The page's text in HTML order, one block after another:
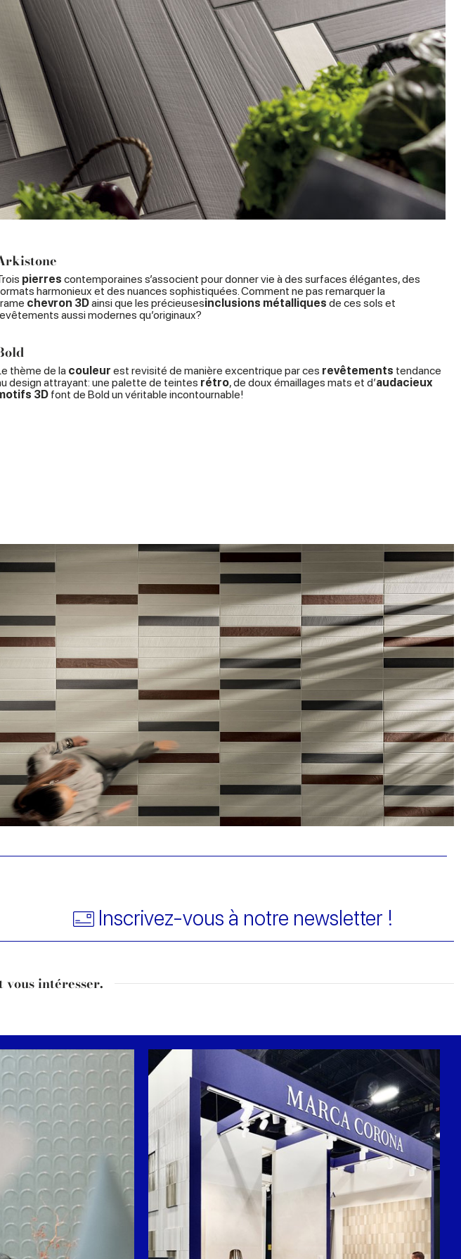
pierres contemporaines s’associent pour donner vie à des surfaces élégantes, des
harmonieux et des nuances sophistiquées. Comment ne pas remarquer la
chevron 3Dainsi que les précieusesinclusions métalliques de ces sols et
aussi modernes qu’originaux?
thème de la couleur est revisité de manière excentrique par ces revêtements tendance
design attrayant: une palette de teintes rétro, de doux émaillages mats et d’audacieux
3D font de Bold un véritable incontournable!
Inscrivez-vous à notre newsletter !
intéresser.